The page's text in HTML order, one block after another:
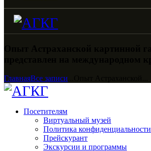
ГлавнаяВсе записи
Посетителям
Виртуальный музей
Политика конфиденциальности
Прейскурант
Экскурсии и программы